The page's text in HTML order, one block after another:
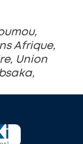
Afrique,
Union